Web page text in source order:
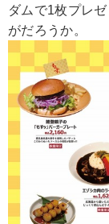
ダムで1枚プレ
がだろうか。